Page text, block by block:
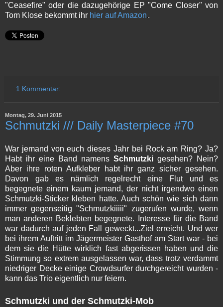
"Ceasefire" oder die dazugehörige EP "Come Closer" von
Tom Klose bekommt ihr hier auf Amazon .
1 Kommentar:
Montag, 29. Juni 2015
Schmutzki /// Daily Masterpiece #70
War jemand von euch dieses Jahr bei Rock am Ring? Ja?
Habt ihr eine Band namens Schmutzki gesehen? Nein?
Aber ihre roten Aufkleber habt ihr ganz sicher gesehen.
Davon gab es nämlich regelrecht eine Flut und es
begegnete einem kaum jemand, der nicht irgendwo einen
Schmutzki-Sticker kleben hatte. Auch schön wie sich dann
immer gegenseitig "Schmutzkiiiii" zugerufen wurde, wenn
man anderen Beklebten begegnete. Interesse für die Band
war dadurch auf jeden Fall geweckt...Ziel erreicht. Und wer
bei ihrem Auftritt im Jägermeister Gasthof am Start war - bei
dem sie die Hütte wirklich fast abgerissen haben und die
Stimmung so extrem ausgelassen war, dass trotz verdammt
niedriger Decke einige Crowdsurfer durchgereicht wurden -
kann das Trio eigentlich nur feiern.
Schmutzki und der Schmutzki-Mob